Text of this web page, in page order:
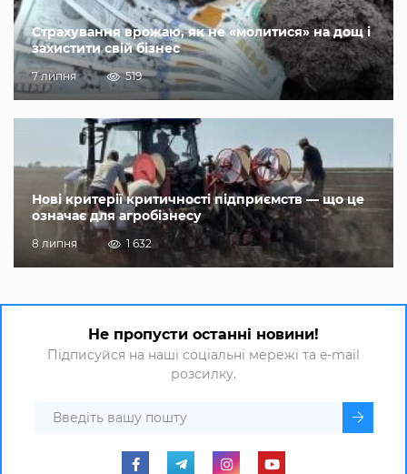
Страхування врожаю, як не «молитися» на дощ і
захистити свій бізнес
7 липня 519
Нові критерії критичності підприємств — що це
означає для агробізнесу
8 липня 1 632
Не пропусти останні новини!
Підписуйся на наші соціальні мережі та e-mail
розсилку.